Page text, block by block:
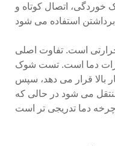
خوردگی، اتصال کوتاه و
است. تفاوت اصلی
دما است. تست شوک
بالا قرار می دهد، سپس
می شود در حالی که